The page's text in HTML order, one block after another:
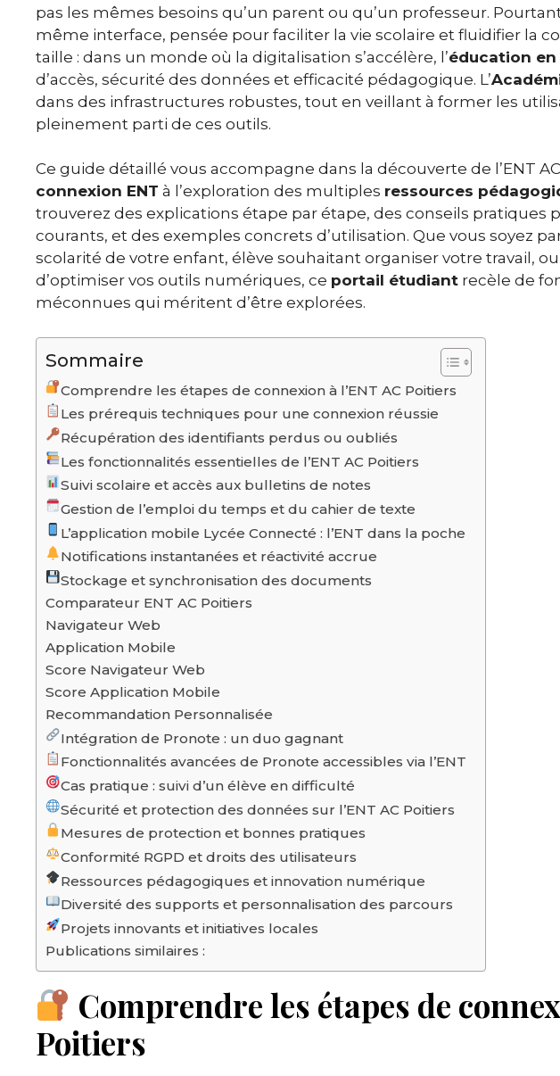
pas les mêmes besoins qu’un parent ou qu’un professeur.
même interface, pensée pour faciliter la vie scolaire et fluidifier la
taille : dans un monde où la digitalisation s’accélère, l’éducation
d’accès, sécurité des données et efficacité pédagogique. L’
dans des infrastructures robustes, tout en veillant à former les
pleinement parti de ces outils.
Ce guide détaillé vous accompagne dans la découverte de l’ENT
connexion ENT à l’exploration des multiples ressources
trouverez des explications étape par étape, des conseils pratiques
courants, et des exemples concrets d’utilisation. Que vous soyez
scolarité de votre enfant, élève souhaitant organiser votre travail,
d’optimiser vos outils numériques, ce portail étudiant recèle de
méconnues qui méritent d’être explorées.
Sommaire
Comprendre les étapes de connexion à l’ENT AC Poitiers
Les prérequis techniques pour une connexion réussie
Récupération des identifiants perdus ou oubliés
Les fonctionnalités essentielles de l’ENT AC Poitiers
Suivi scolaire et accès aux bulletins de notes
Gestion de l’emploi du temps et du cahier de texte
L’application mobile Lycée Connecté : l’ENT dans la poche
Notifications instantanées et réactivité accrue
Stockage et synchronisation des documents
Comparateur ENT AC Poitiers
Navigateur Web
Application Mobile
Score Navigateur Web
Score Application Mobile
Recommandation Personnalisée
Intégration de Pronote : un duo gagnant
Fonctionnalités avancées de Pronote accessibles via l’ENT
Cas pratique : suivi d’un élève en difficulté
Sécurité et protection des données sur l’ENT AC Poitiers
Mesures de protection et bonnes pratiques
Conformité RGPD et droits des utilisateurs
Ressources pédagogiques et innovation numérique
Diversité des supports et personnalisation des parcours
Projets innovants et initiatives locales
Publications similaires :
Comprendre les étapes de
Poitiers